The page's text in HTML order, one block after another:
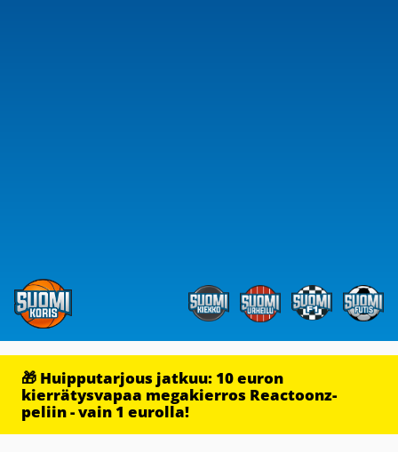
🎁 Huipputarjous jatkuu: 10 euron
kierrätysvapaa megakierros Reactoonz-
peliin - vain 1 eurolla!